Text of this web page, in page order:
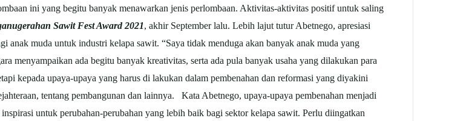
ini yang begitu banyak menawarkan jenis perlombaan. Aktivitas-aktivitas positif untuk saling
Sawit Fest Award 2021, akhir September lalu. Lebih lajut tutur Abetnego, apresiasi
anak muda untuk industri kelapa sawit. “Saya tidak menduga akan banyak anak muda yang
menyampaikan ada begitu banyak kreativitas, serta ada pula banyak usaha yang dilakukan para
kepada upaya-upaya yang harus di lakukan dalam pembenahan dan reformasi yang diyakini
tentang pembangunan dan lainnya. Kata Abetnego, upaya-upaya pembenahan menjadi
untuk perubahan-perubahan yang lebih baik bagi sektor kelapa sawit. Perlu diingatkan